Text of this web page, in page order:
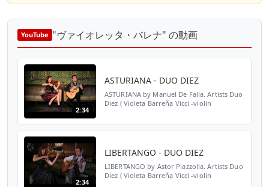
YouTube "ヴァイオレッタ・バレナ" の動画
2:34
ASTURIANA - DUO DIEZ
ASTURIANA by Manuel De Falla. Artists Duo
Diez ( Violeta Barreña Vicci -violin
2:34
LIBERTANGO - DUO DIEZ
LIBERTANGO by Astor Piazzolla. Artists Duo
Diez ( Violeta Barreña Vicci -violin